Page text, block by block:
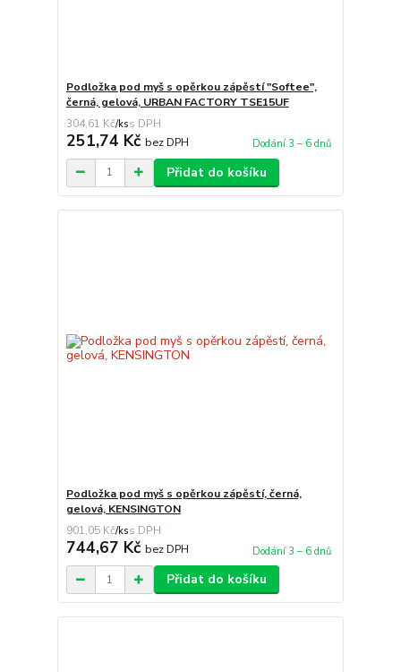
Podložka pod myš s opěrkou zápěstí "Softee",
černá, gelová, URBAN FACTORY TSE15UF
304,61 Kč/ks
251,74 Kč bez DPH Dodání 3 – 6 dnů
Přidat do košíku
Podložka pod myš s opěrkou zápěstí, černá,
gelová, KENSINGTON
901,05 Kč/ks
744,67 Kč bez DPH Dodání 3 – 6 dnů
Přidat do košíku